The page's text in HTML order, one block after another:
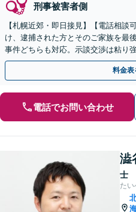
刑事被害者側
【札幌近郊・即日接見】【電話相談
け、逮捕された方とそのご家族を最
事件どちらも対応。示談交渉は粘り
罪、窃盗、詐欺、性犯罪など【秘密
料金表
電話でお問い合わせ
澁
士
た